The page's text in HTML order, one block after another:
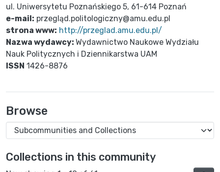
ul. Uniwersytetu Poznańskiego 5, 61-614 Poznań
e-mail: przegląd.politologiczny@amu.edu.pl
strona www: http://przeglad.amu.edu.pl/
Nazwa wydawcy: Wydawnictwo Naukowe Wydziału
Nauk Politycznych i Dziennikarstwa UAM
ISSN 1426-8876
Browse
Collections in this community